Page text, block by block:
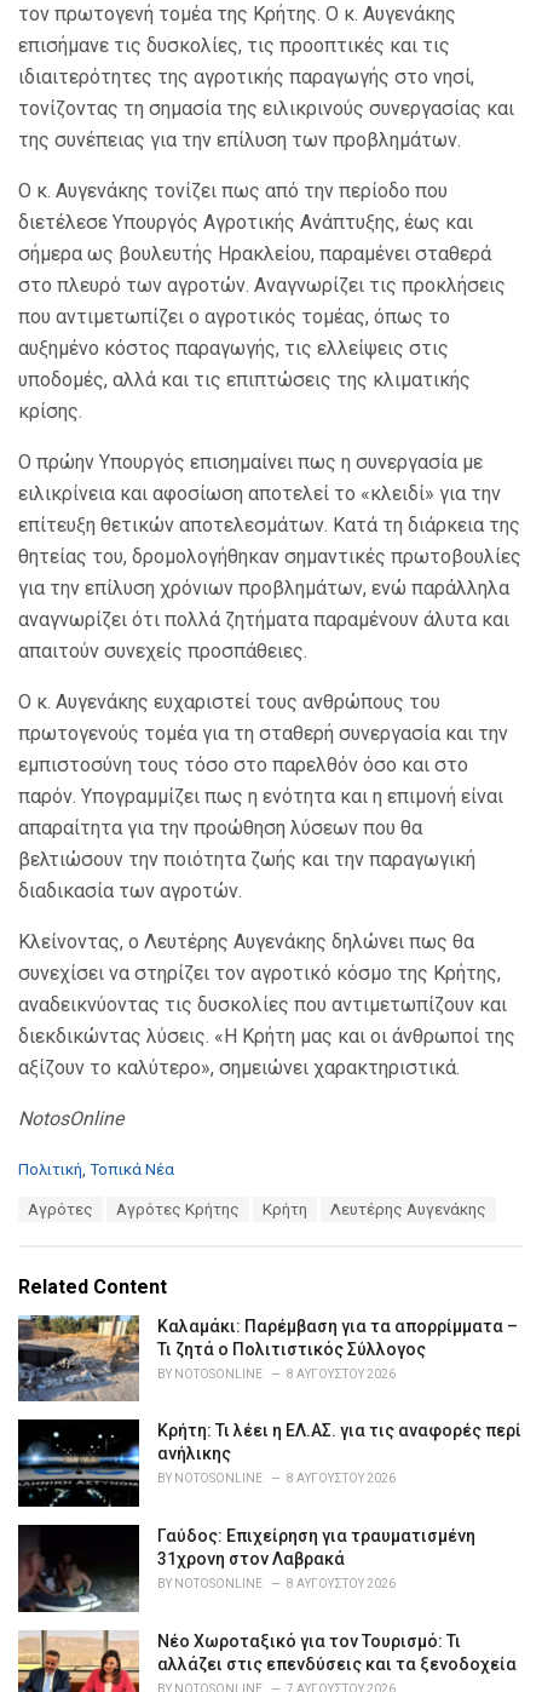
τον πρωτογενή τομέα της Κρήτης. Ο κ. Αυγενάκης
επισήμανε τις δυσκολίες, τις προοπτικές και τις
ιδιαιτερότητες της αγροτικής παραγωγής στο νησί,
τονίζοντας τη σημασία της ειλικρινούς συνεργασίας και
της συνέπειας για την επίλυση των προβλημάτων.
Ο κ. Αυγενάκης τονίζει πως από την περίοδο που
διετέλεσε Υπουργός Αγροτικής Ανάπτυξης, έως και
σήμερα ως βουλευτής Ηρακλείου, παραμένει σταθερά
στο πλευρό των αγροτών. Αναγνωρίζει τις προκλήσεις
που αντιμετωπίζει ο αγροτικός τομέας, όπως το
αυξημένο κόστος παραγωγής, τις ελλείψεις στις
υποδομές, αλλά και τις επιπτώσεις της κλιματικής
κρίσης.
Ο πρώην Υπουργός επισημαίνει πως η συνεργασία με
ειλικρίνεια και αφοσίωση αποτελεί το «κλειδί» για την
επίτευξη θετικών αποτελεσμάτων. Κατά τη διάρκεια της
θητείας του, δρομολογήθηκαν σημαντικές πρωτοβουλίες
για την επίλυση χρόνιων προβλημάτων, ενώ παράλληλα
αναγνωρίζει ότι πολλά ζητήματα παραμένουν άλυτα και
απαιτούν συνεχείς προσπάθειες.
Ο κ. Αυγενάκης ευχαριστεί τους ανθρώπους του
πρωτογενούς τομέα για τη σταθερή συνεργασία και την
εμπιστοσύνη τους τόσο στο παρελθόν όσο και στο
παρόν. Υπογραμμίζει πως η ενότητα και η επιμονή είναι
απαραίτητα για την προώθηση λύσεων που θα
βελτιώσουν την ποιότητα ζωής και την παραγωγική
διαδικασία των αγροτών.
Κλείνοντας, ο Λευτέρης Αυγενάκης δηλώνει πως θα
συνεχίσει να στηρίζει τον αγροτικό κόσμο της Κρήτης,
αναδεικνύοντας τις δυσκολίες που αντιμετωπίζουν και
διεκδικώντας λύσεις. «Η Κρήτη μας και οι άνθρωποί της
αξίζουν το καλύτερο», σημειώνει χαρακτηριστικά.
NotosOnline
C
o
r
i
e
s
:
Πολιτική Τοπικά Νέα
:
Αγρότες Αγρότες Κρήτης Κρήτη Λευτέρης Αυγενάκης
Related Content
Καλαμάκι: Παρέμβαση για τα απορρίμματα –
Τι ζητά ο Πολιτιστικός Σύλλογος
BY NOTOSONLINE 8 ΑΥΓΟΎΣΤΟΥ 2026
Κρήτη: Τι λέει η ΕΛ.ΑΣ. για τις αναφορές περί
ανήλικης
BY NOTOSONLINE 8 ΑΥΓΟΎΣΤΟΥ 2026
Γαύδος: Επιχείρηση για τραυματισμένη
31χρονη στον Λαβρακά
BY NOTOSONLINE 8 ΑΥΓΟΎΣΤΟΥ 2026
Νέο Χωροταξικό για τον Τουρισμό: Τι
αλλάζει στις επενδύσεις και τα ξενοδοχεία
BY NOTOSONLINE 7 ΑΥΓΟΎΣΤΟΥ 2026